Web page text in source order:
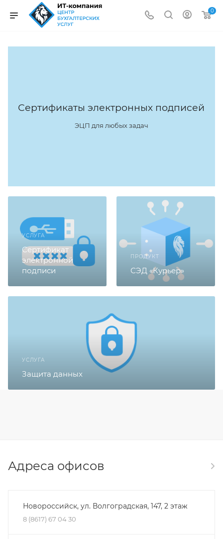
0
Сертификаты электронных подписей
ЭЦП для любых задач
УСЛУГА
Сертификат
электронной
подписи
ПРОДУКТ
СЭД «Курьер»
УСЛУГА
Защита данных
Адреса офисов
Новороссийск, ул. Волгоградская, 147, 2 этаж
8 (8617) 67 04 30